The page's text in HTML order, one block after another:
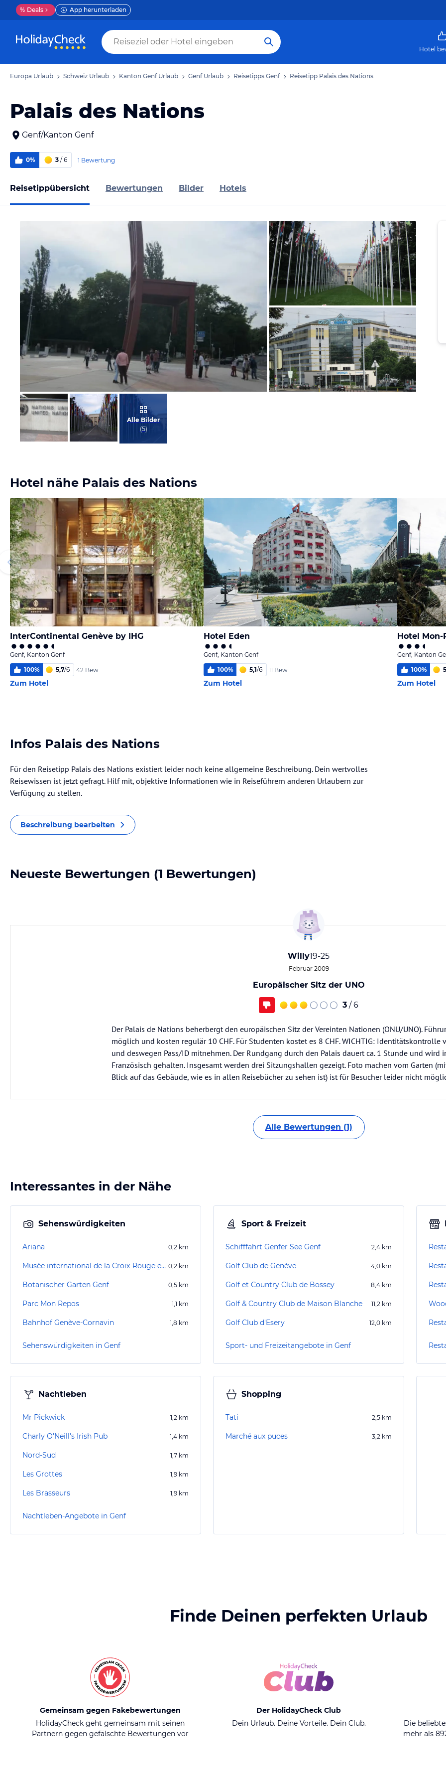
% Deals App herunterladen
Hotel
Europa Urlaub Schweiz Urlaub Kanton Genf Urlaub Genf Urlaub Reisetipps Genf Reisetipp Palais des Nations
Palais des Nations
Genf/Kanton Genf
0% 3 / 6 1 Bewertung
Reisetippübersicht Bewertungen Bilder Hotels
Bild melden
Bild melden
von Erich
Alle Bilder
(5)
Hotel nähe Palais des Nations
InterContinental Genève by IHG
Genf, Kanton Genf
100% 5,7/6 42 Bew.
Zum Hotel
Hotel Eden
Genf, Kanton Genf
100% 5,1/6 11 Bew.
Zum Hotel
Hotel Mon-
Genf, Kanton
100%
Zum Hotel
Infos Palais des Nations
Für den Reisetipp Palais des Nations existiert leider noch keine allgemeine Beschreibung. Dein wertvolles
Reisewissen ist jetzt gefragt. Hilf mit, objektive Informationen wie in Reiseführern anderen Urlaubern zur
Verfügung zu stellen.
Beschreibung bearbeiten
Neueste Bewertungen (1 Bewertungen)
Willy19-25
Februar 2009
Europäischer Sitz der UNO
3 / 6
Der Palais de Nations beherbergt den europäischen Sitz der Vereinten Nationen (ONU/UNO).
möglich und kosten regulär 10 CHF. Für Studenten kostet es 8 CHF. WICHTIG: Identitätskontrolle
und deswegen Pass/ID mitnehmen. Der Rundgang durch den Palais dauert ca. 1 Stunde und wird
Französisch gehalten. Insgesamt werden drei Sitzungshallen gezeigt. Foto machen vom Garten
Blick auf das Gebäude, wie es in allen Reisebücher zu sehen ist) ist für Besucher leider nicht
Alle Bewertungen (1)
Interessantes in der Nähe
Sehenswürdigkeiten
Ariana 0,2 km
Musèe international de la Croix-Rouge et du Croissant-Rouge 0,2 km
Botanischer Garten Genf 0,5 km
Parc Mon Repos 1,1 km
Bahnhof Genève-Cornavin 1,8 km
Sehenswürdigkeiten in Genf
Sport & Freizeit
Schifffahrt Genfer See Genf 2,4 km
Golf Club de Genève 4,0 km
Golf et Country Club de Bossey 8,4 km
Golf & Country Club de Maison Blanche 11,2 km
Golf Club d'Esery 12,0 km
Sport- und Freizeitangebote in Genf
Nachtleben
Mr Pickwick 1,2 km
Charly O'Neill's Irish Pub 1,4 km
Nord-Sud 1,7 km
Les Grottes 1,9 km
Les Brasseurs 1,9 km
Nachtleben-Angebote in Genf
Shopping
Tati 2,5 km
Marché aux puces 3,2 km
Finde Deinen perfekten Urlaub
Gemeinsam gegen Fakebewertungen
HolidayCheck geht gemeinsam mit seinen
Partnern gegen gefälschte Bewertungen vor
Der HolidayCheck Club
Dein Urlaub. Deine Vorteile. Dein Club.
Die
mehr als